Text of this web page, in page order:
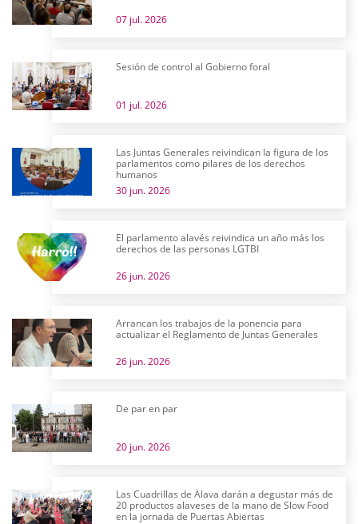
07 jul. 2026
Sesión de control al Gobierno foral
01 jul. 2026
Las Juntas Generales reivindican la figura de los
parlamentos como pilares de los derechos
humanos
30 jun. 2026
El parlamento alavés reivindica un año más los
derechos de las personas LGTBI
26 jun. 2026
Arrancan los trabajos de la ponencia para
actualizar el Reglamento de Juntas Generales
26 jun. 2026
De par en par
20 jun. 2026
Las Cuadrillas de Álava darán a degustar más de
20 productos alaveses de la mano de Slow Food
en la jornada de Puertas Abiertas